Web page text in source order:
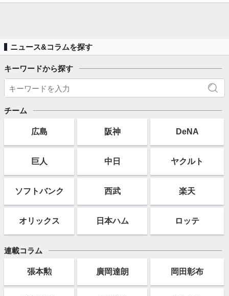
ニュース&コラムを探す
キーワードから探す
チーム
広島 阪神 DeNA
巨人 中日 ヤクルト
ソフトバンク 西武 楽天
オリックス 日本ハム ロッテ
連載コラム
張本勲 廣岡達朗 岡田彰布